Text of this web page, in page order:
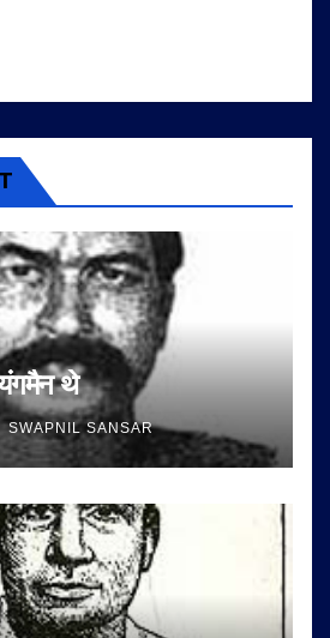
थे
SWAPNIL SANSAR